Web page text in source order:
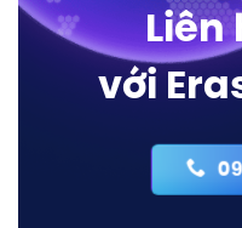
Liên
với